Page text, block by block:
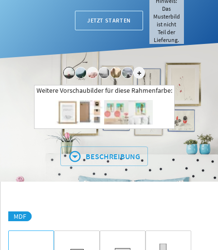
JETZT STARTEN
+
Das
Musterbild
ist nicht
Teil der
Lieferung.
Weitere Vorschaubilder für diese Rahmenfarbe:
BESCHREIBUNG
MDF